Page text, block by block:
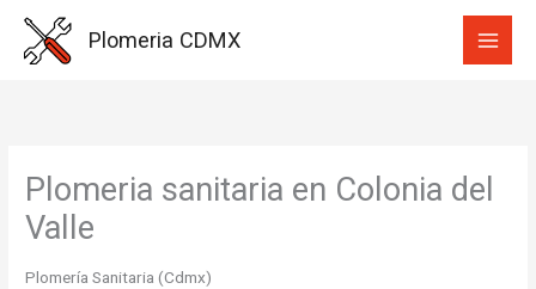
Plomeria CDMX
Plomeria sanitaria en Colonia del
Valle
Plomería Sanitaria (Cdmx)